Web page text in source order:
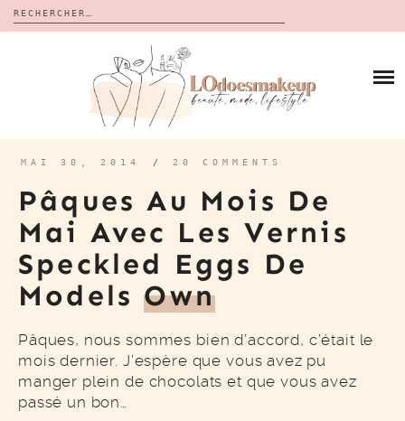
Rechercher :
CALENDRIERS DE L’AVENT
BON PLAN
À PROPOS
CONTACT
MAI 30, 2014 / 20 COMMENTS
Pâques Au Mois De
Mai Avec Les Vernis
Speckled Eggs De
ModelsOwn
Pâques, nous sommes bien d’accord, c’était le
mois dernier. J’espère que vous avez pu
manger plein de chocolats et que vous avez
passé un bon…